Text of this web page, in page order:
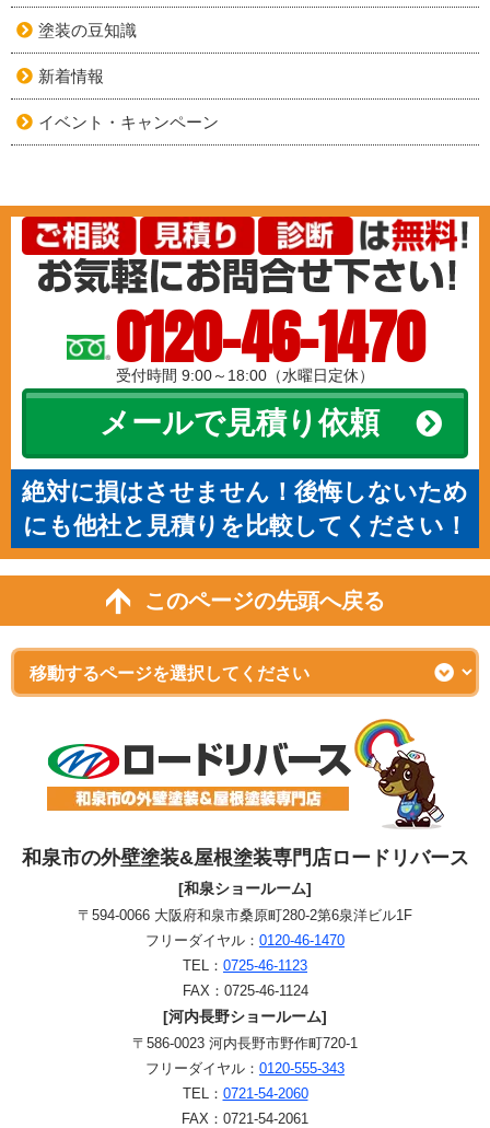
塗装の豆知識
新着情報
イベント・キャンペーン
0120-46-1470
受付時間 9:00～18:00（水曜日定休）
メールで見積り依頼
絶対に損はさせません！後悔しないため
にも他社と見積りを比較してください！
このページの先頭へ戻る
和泉市の外壁塗装&屋根塗装専門店ロードリバース
[和泉ショールーム]
〒594-0066 大阪府和泉市桑原町280-2第6泉洋ビル1F
フリーダイヤル： 0120-46-1470
TEL： 0725-46-1123
FAX：0725-46-1124
[河内長野ショールーム]
〒586-0023 河内長野市野作町720-1
フリーダイヤル： 0120-555-343
TEL： 0721-54-2060
FAX：0721-54-2061